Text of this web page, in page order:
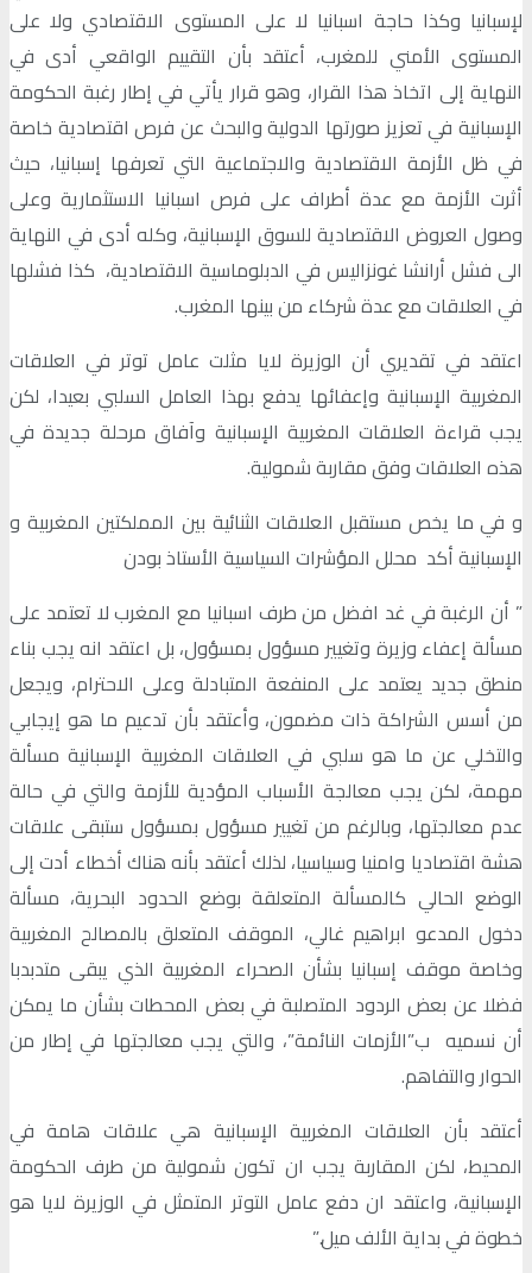
لإسبانيا وكذا حاجة اسبانيا لا على المستوى الاقتصادي ولا على
المستوى الأمني للمغرب، أعتقد بأن التقييم الواقعي أدى في
النهاية إلى اتخاذ هذا القرار، وهو قرار يأتي في إطار رغبة الحكومة
الإسبانية في تعزيز صورتها الدولية والبحث عن فرص اقتصادية خاصة
في ظل الأزمة الاقتصادية والاجتماعية التي تعرفها إسبانيا، حيث
أثرت الأزمة مع عدة أطراف على فرص اسبانيا الاستثمارية وعلى
وصول العروض الاقتصادية للسوق الإسبانية، وكله أدى في النهاية
الى فشل أرانشا غونزاليس في الدبلوماسية الاقتصادية، كذا فشلها
في العلاقات مع عدة شركاء من بينها المغرب.
اعتقد في تقديري أن الوزيرة لايا مثلت عامل توتر في العلاقات
المغربية الإسبانية وإعفائها يدفع بهذا العامل السلبي بعيدا، لكن
يجب قراءة العلاقات المغربية الإسبانية وآفاق مرحلة جديدة في
هذه العلاقات وفق مقاربة شمولية.
و في ما يخص مستقبل العلاقات الثنائية بين المملكتين المغربية و
الإسبانية أكد محلل المؤشرات السياسية الأستاذ بودن
” أن الرغبة في غد افضل من طرف اسبانيا مع المغرب لا تعتمد على
مسألة إعفاء وزيرة وتغيير مسؤول بمسؤول، بل اعتقد انه يجب بناء
منطق جديد يعتمد على المنفعة المتبادلة وعلى الاحترام، ويجعل
من أسس الشراكة ذات مضمون، وأعتقد بأن تدعيم ما هو إيجابي
والتخلي عن ما هو سلبي في العلاقات المغربية الإسبانية مسألة
مهمة، لكن يجب معالجة الأسباب المؤدية للأزمة والتي في حالة
عدم معالجتها، وبالرغم من تغيير مسؤول بمسؤول ستبقى علاقات
هشة اقتصاديا وامنيا وسياسيا، لذلك أعتقد بأنه هناك أخطاء أدت إلى
الوضع الحالي كالمسألة المتعلقة بوضع الحدود البحرية، مسألة
دخول المدعو ابراهيم غالي، الموقف المتعلق بالمصالح المغربية
وخاصة موقف إسبانيا بشأن الصحراء المغربية الذي يبقى متدبدبا
فضلا عن بعض الردود المتصلبة في بعض المحطات بشأن ما يمكن
أن نسميه ب”الأزمات النائمة”، والتي يجب معالجتها في إطار من
الحوار والتفاهم.
أعتقد بأن العلاقات المغربية الإسبانية هي علاقات هامة في
المحيط، لكن المقاربة يجب ان تكون شمولية من طرف الحكومة
الإسبانية، واعتقد ان دفع عامل التوتر المتمثل في الوزيرة لايا هو
خطوة في بداية الألف ميل.”